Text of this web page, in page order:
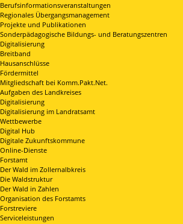
Berufsinformationsveranstaltungen
Regionales Übergangsmanagement
Projekte und Publikationen
Sonderpädagogische Bildungs- und Beratungszentren
Digitalisierung
Breitband
Hausanschlüsse
Fördermittel
Mitgliedschaft bei Komm.Pakt.Net.
Aufgaben des Landkreises
Digitalisierung
Digitalisierung im Landratsamt
Wettbewerbe
Digital Hub
Digitale Zukunftskommune
Online-Dienste
Forstamt
Der Wald im Zollernalbkreis
Die Waldstruktur
Der Wald in Zahlen
Organisation des Forstamts
Forstreviere
Serviceleistungen